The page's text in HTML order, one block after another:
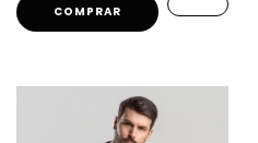
COMPRAR